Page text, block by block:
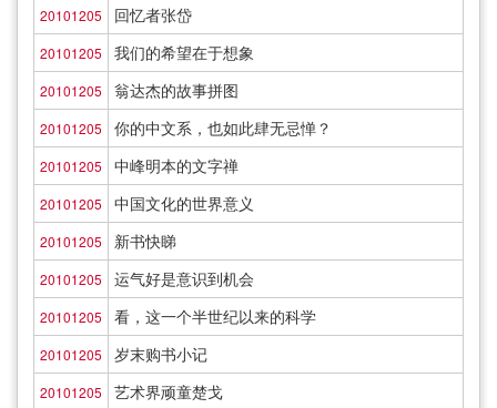
20101205 回忆者张岱
20101205 我们的希望在于想象
20101205 翁达杰的故事拼图
20101205 你的中文系，也如此肆无忌惮？
20101205 中峰明本的文字禅
20101205 中国文化的世界意义
20101205 新书快睇
20101205 运气好是意识到机会
20101205 看，这一个半世纪以来的科学
20101205 岁末购书小记
20101205 艺术界顽童楚戈